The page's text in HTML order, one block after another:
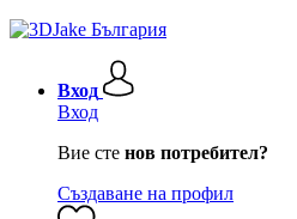
Вход
Вход
Вие сте нов потребител?
Създаване на профил